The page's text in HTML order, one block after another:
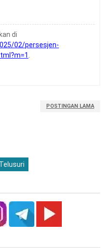
di
02/persesjen-
.
POSTINGAN LAMA